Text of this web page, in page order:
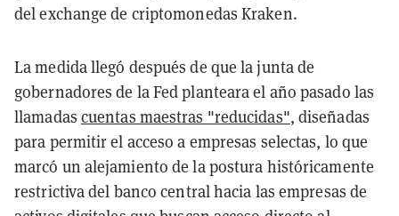
del exchange de criptomonedas Kraken.
La medida llegó después de que la junta de
gobernadores de la Fed planteara el año pasado las
llamadas cuentas maestras "reducidas", diseñadas
para permitir el acceso a empresas selectas, lo que
marcó un alejamiento de la postura históricamente
restrictiva del banco central hacia las empresas de